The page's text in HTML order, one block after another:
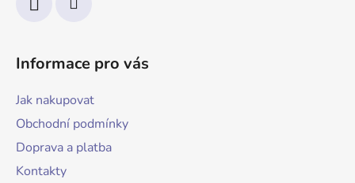
Informace pro vás
Jak nakupovat
Obchodní podmínky
Doprava a platba
Kontakty